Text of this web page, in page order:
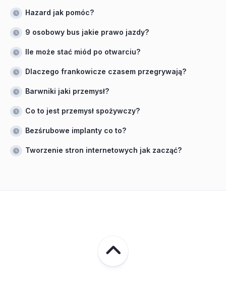
Hazard jak pomóc?
9 osobowy bus jakie prawo jazdy?
Ile może stać miód po otwarciu?
Dlaczego frankowicze czasem przegrywają?
Barwniki jaki przemysł?
Co to jest przemysł spożywczy?
Bezśrubowe implanty co to?
Tworzenie stron internetowych jak zacząć?